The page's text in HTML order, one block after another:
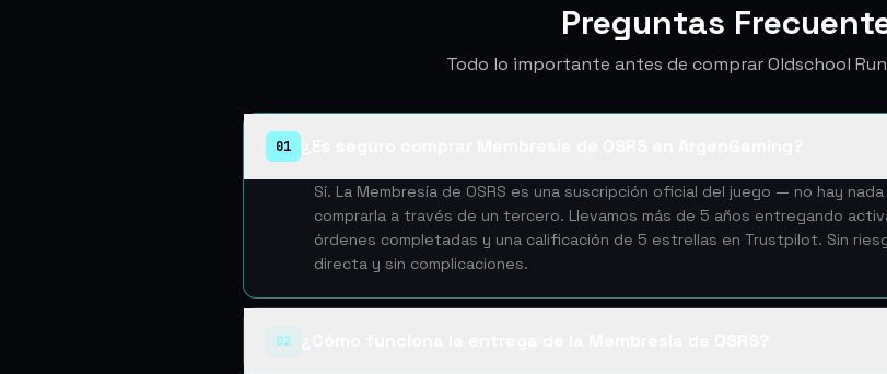
Preguntas
Todo lo importante antes de comprar Oldschool
01
Sí. La Membresía de OSRS es una suscripción oficial del juego — no hay
comprarla a través de un tercero. Llevamos más de 5 años entregando
órdenes completadas y una calificación de 5 estrellas en Trustpilot. Sin
directa y sin complicaciones.
02